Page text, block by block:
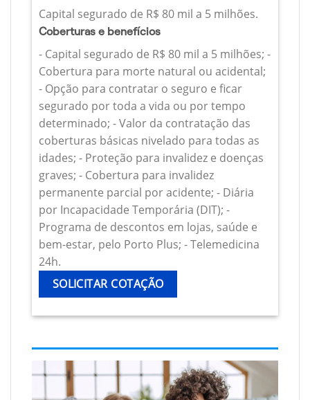
Capital segurado de R$ 80 mil a 5 milhões.
Coberturas e benefícios
- Capital segurado de R$ 80 mil a 5 milhões; -
Cobertura para morte natural ou acidental;
- Opção para contratar o seguro e ficar
segurado por toda a vida ou por tempo
determinado; - Valor da contratação das
coberturas básicas nivelado para todas as
idades; - Proteção para invalidez e doenças
graves; - Cobertura para invalidez
permanente parcial por acidente; - Diária
por Incapacidade Temporária (DIT); -
Programa de descontos em lojas, saúde e
bem-estar, pelo Porto Plus; - Telemedicina
24h.
SOLICITAR COTAÇÃO